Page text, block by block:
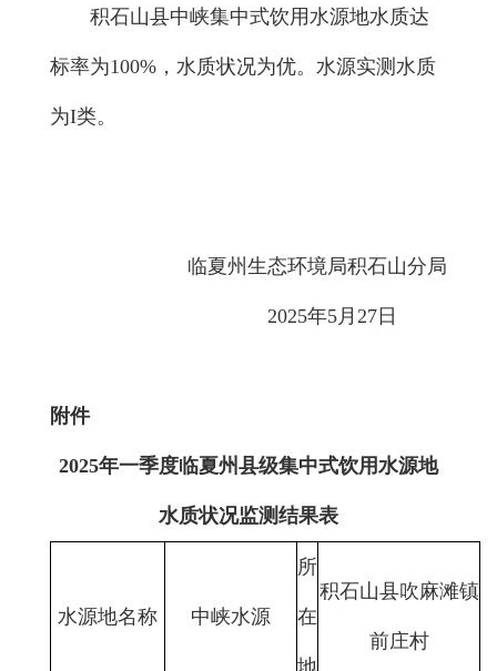
积石山县中峡集中式饮用水源地水质达
标率为100%，水质状况为优。水源实测水质
为I类。
临夏州生态环境局积石山分局
2025年5月27日
附件
2025年一季度临夏州县级集中式饮用水源地
水质状况监测结果表
水源地名称 中峡水源
所
在
地
积石山县吹麻滩镇
前庄村